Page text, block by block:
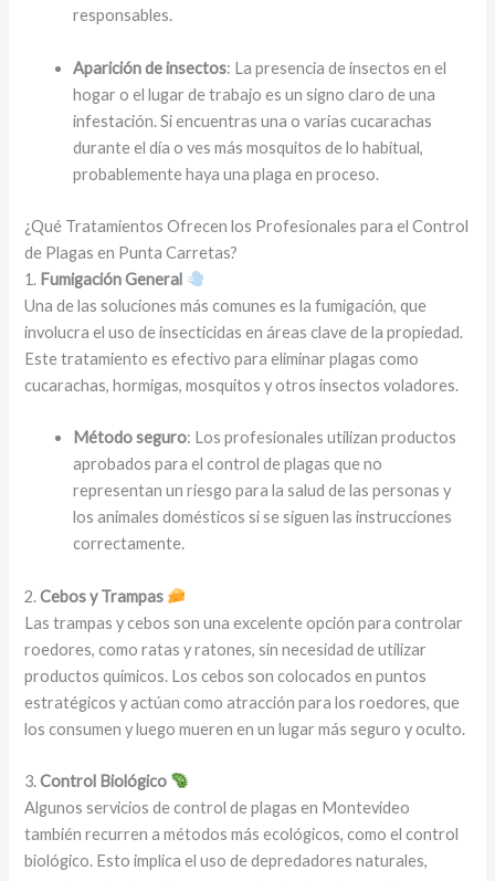
responsables.
Aparición de insectos: La presencia de insectos en el
hogar o el lugar de trabajo es un signo claro de una
infestación. Si encuentras una o varias cucarachas
durante el día o ves más mosquitos de lo habitual,
probablemente haya una plaga en proceso.
¿Qué Tratamientos Ofrecen los Profesionales para el Control
de Plagas en Punta Carretas?
1. Fumigación General
Una de las soluciones más comunes es la fumigación, que
involucra el uso de insecticidas en áreas clave de la propiedad.
Este tratamiento es efectivo para eliminar plagas como
cucarachas, hormigas, mosquitos y otros insectos voladores.
Método seguro: Los profesionales utilizan productos
aprobados para el control de plagas que no
representan un riesgo para la salud de las personas y
los animales domésticos si se siguen las instrucciones
correctamente.
2.Cebos y Trampas
Las trampas y cebos son una excelente opción para controlar
roedores, como ratas y ratones, sin necesidad de utilizar
productos químicos. Los cebos son colocados en puntos
estratégicos y actúan como atracción para los roedores, que
los consumen y luego mueren en un lugar más seguro y oculto.
3.Control Biológico
Algunos servicios de control de plagas en Montevideo
también recurren a métodos más ecológicos, como el control
biológico. Esto implica el uso de depredadores naturales,